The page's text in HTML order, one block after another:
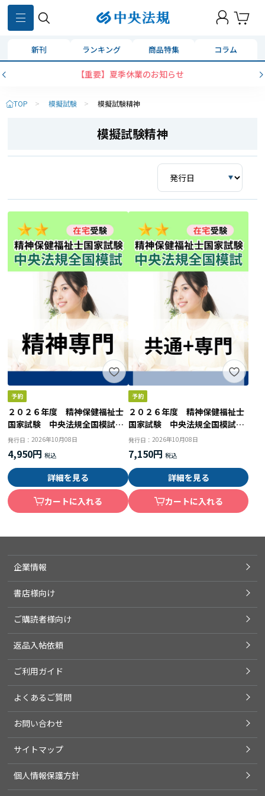
新刊 ランキング 商品特集 コラム
【重要】夏季休業のお知らせ
TOP > 模擬試験 > 模擬試験精神
模擬試験精神
２０２６年度 精神保健福祉士
国家試験 中央法規全国模試
（精神専門）
発行日：2026年10月08日
4,950円
詳細を見る
カートに入れる
２０２６年度 精神保健福祉士
国家試験 中央法規全国模試
（共通科目２回目＋精神専門）
発行日： 2026年10月08日
7,150円
詳細を見る
カートに入れる
企業情報
書店様向け
ご購読者様向け
返品入帖依頼
ご利用ガイド
よくあるご質問
お問い合わせ
サイトマップ
個人情報保護方針